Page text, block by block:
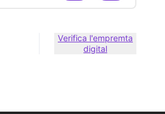
Verifica l'empremta
digital